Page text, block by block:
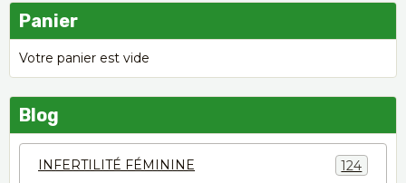
Panier
Votre panier est vide
Blog
INFERTILITÉ FÉMININE 124